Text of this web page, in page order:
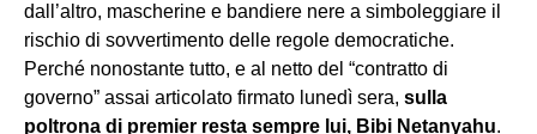
dall’altro, mascherine e bandiere nere a simboleggiare il
rischio di sovvertimento delle regole democratiche.
Perché nonostante tutto, e al netto del “contratto di
governo” assai articolato firmato lunedì sera, sulla
poltrona di premier resta sempre lui, Bibi Netanyahu.